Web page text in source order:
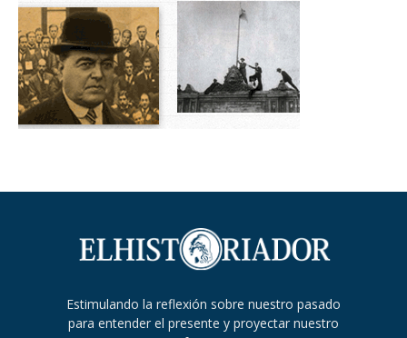
Estimulando la reflexión sobre nuestro pasado
para entender el presente y proyectar nuestro